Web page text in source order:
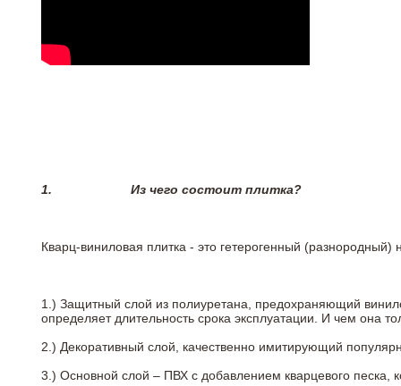
1. Из чего состоит плитка?
Кварц-виниловая плитка - это гетерогенный
1.) Защитный слой из полиуретана, предохраняющий
определяет длительность срока эксплуатации. И чем она
2.) Декоративный слой, качественно имитирующий
3.) Основной слой – ПВХ с добавлением кварцевого песка,